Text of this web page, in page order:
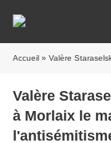
Accueil » Valère Staraselski: conférence-
Valère
à Morlaix le